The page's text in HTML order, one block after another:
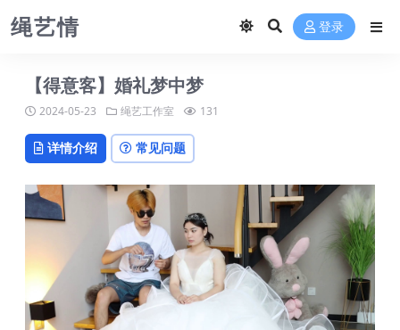
绳艺情 登录
【得意客】婚礼梦中梦
2024-05-23 绳艺工作室 131
详情介绍 常见问题